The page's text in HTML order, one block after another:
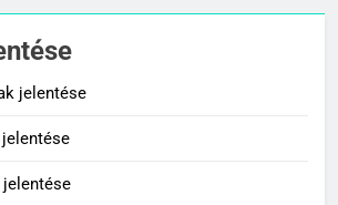
Cigánykerék jelentése
C BETŰS SZAVAK JELENTÉSE
C BETŰS SZAVAK JELENTÉSE
jelentése
jelentése